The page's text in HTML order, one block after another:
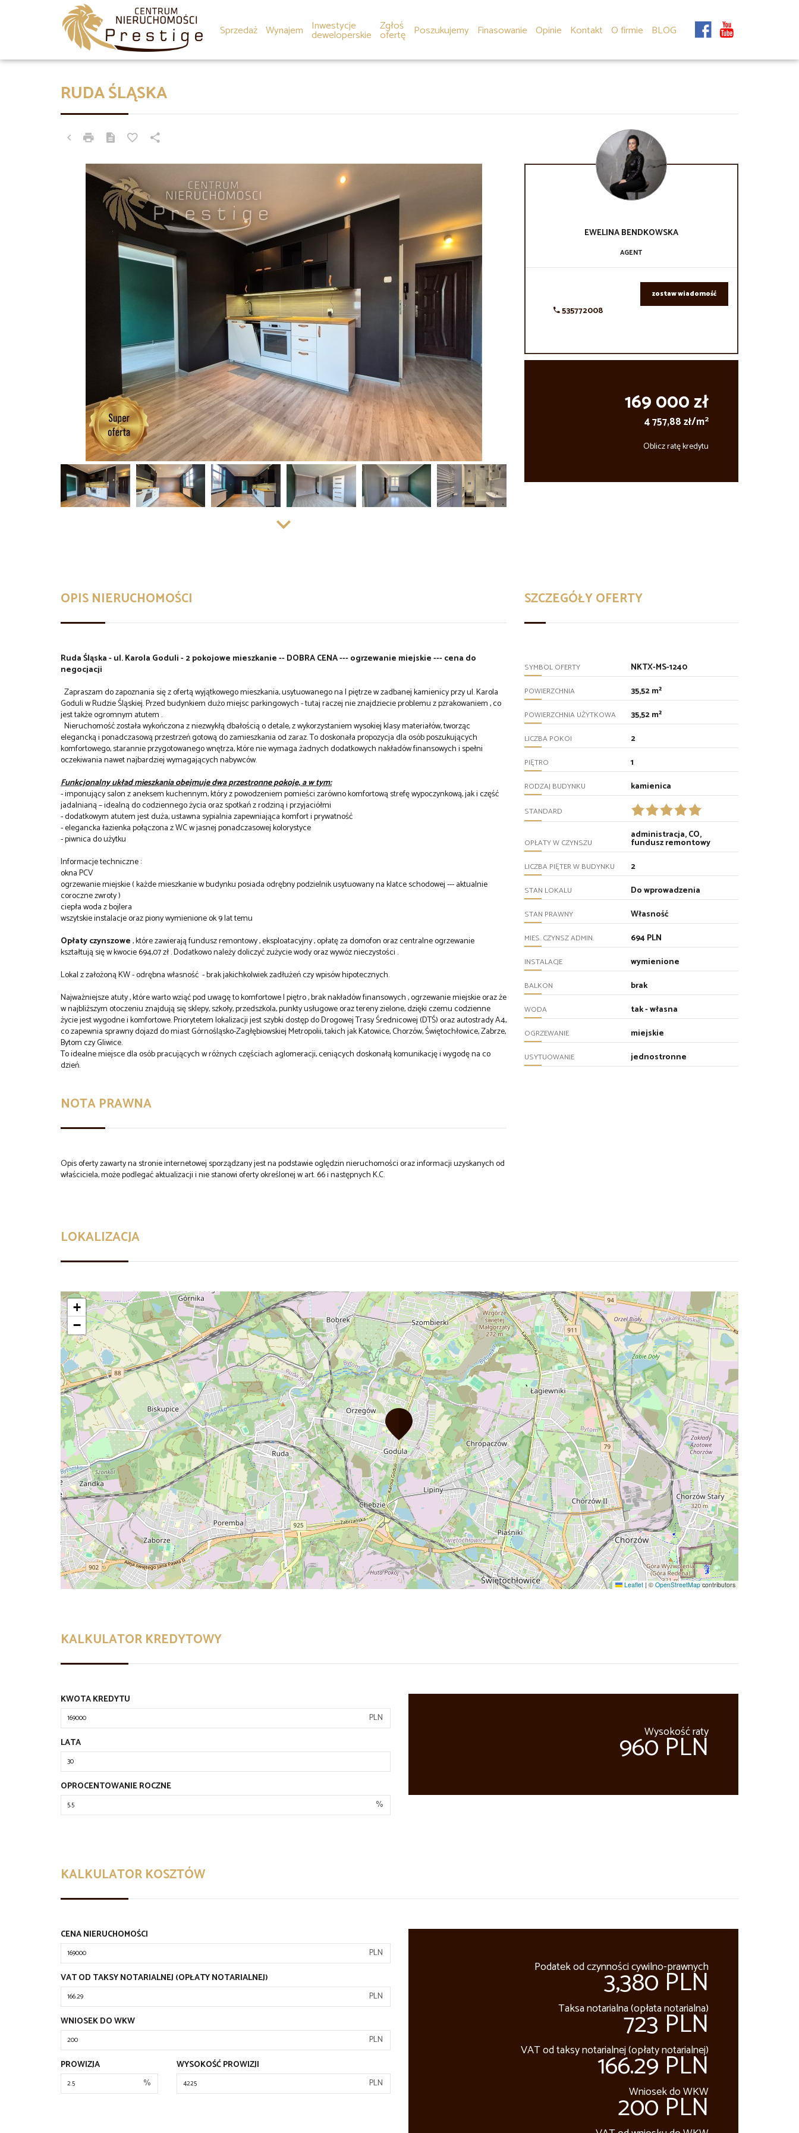
Sprzedaż Wynajem Inwestycje
deweloperskie
Zgłoś
ofertę Poszukujemy Finasowanie Opinie Kontakt O firmie BLOG
RUDA ŚLĄSKA
EWELINABENDKOWSKA
AGENT
535772008
zostaw wiadomość
169 000 zł
4 757,88 zł/m2
Oblicz ratę kredytu
OPIS NIERUCHOMOŚCI
Ruda Śląska - ul. Karola Goduli - 2 pokojowe mieszkanie -- DOBRA CENA --- ogrzewanie miejskie --- cena do
negocjacji
Zapraszam do zapoznania się z ofertą wyjątkowego mieszkania, usytuowanego na I piętrze w zadbanej kamienicy przy ul. Karola
Goduli w Rudzie Śląskiej. Przed budynkiem dużo miejsc parkingowych - tutaj raczej nie znajdziecie problemu z pzrakowaniem , co
jest także ogromnym atutem .
Nieruchomość została wykończona z niezwykłą dbałością o detale, z wykorzystaniem wysokiej klasy materiałów, tworząc
elegancką i ponadczasową przestrzeń gotową do zamieszkania od zaraz. To doskonała propozycja dla osób poszukujących
komfortowego, starannie przygotowanego wnętrza, które nie wymaga żadnych dodatkowych nakładów finansowych i spełni
oczekiwania nawet najbardziej wymagających nabywców.
Funkcjonalny układ mieszkania obejmuje dwa przestronne pokoje, a w tym:
- imponujący salon z aneksem kuchennym, który z powodzeniem pomieści zarówno komfortową strefę wypoczynkową, jak i część
jadalnianą – idealną do codziennego życia oraz spotkań z rodziną i przyjaciółmi
- dodatkowym atutem jest duża, ustawna sypialnia zapewniająca komfort i prywatność
- elegancka łazienka połączona z WC w jasnej ponadczasowej kolorystyce
- piwnica do użytku
Informacje techniczne :
okna PCV
ogrzewanie miejskie ( każde mieszkanie w budynku posiada odrębny podzielnik usytuowany na klatce schodowej --- aktualnie
coroczne zwroty )
ciepła woda z bojlera
wszytskie instalacje oraz piony wymienione ok 9 lat temu
Opłaty czynszowe, które zawierają fundusz remontowy , eksploatacyjny , opłatę za domofon oraz centralne ogrzewanie
kształtują się w kwocie 694,07 zł . Dodatkowo należy doliczyć zużycie wody oraz wywóz nieczystości .
Lokal z założoną KW - odrębna własność - brak jakichkolwiek zadłużeń czy wpisów hipotecznych.
Najważniejsze atuty , które warto wziąć pod uwagę to komfortowe I piętro , brak nakładów finansowych , ogrzewanie miejskie oraz że
w najbliższym otoczeniu znajdują się sklepy, szkoły, przedszkola, punkty usługowe oraz tereny zielone, dzięki czemu codzienne
życie jest wygodne i komfortowe. Priorytetem lokalizacji jest szybki dostęp do Drogowej Trasy Średnicowej (DTŚ) oraz autostrady A4,
co zapewnia sprawny dojazd do miast Górnośląsko-Zagłębiowskiej Metropolii, takich jak Katowice, Chorzów, Świętochłowice, Zabrze,
Bytom czy Gliwice.
To idealne miejsce dla osób pracujących w różnych częściach aglomeracji, ceniących doskonałą komunikację i wygodę na co
dzień.
NOTA PRAWNA
Opis oferty zawarty na stronie internetowej sporządzany jest na podstawie oględzin nieruchomości oraz informacji uzyskanych od
właściciela, może podlegać aktualizacji i nie stanowi oferty określonej w art. 66 i następnych K.C.
SZCZEGÓŁY OFERTY
SYMBOL OFERTY NKTX-MS-1240
POWIERZCHNIA 35,52 m²
POWIERZCHNIA UŻYTKOWA 35,52 m²
LICZBA POKOI 2
PIĘTRO 1
RODZAJ BUDYNKU kamienica
STANDARD
OPŁATY W CZYNSZU
administracja, CO,
fundusz remontowy
LICZBA PIĘTER W BUDYNKU 2
STAN LOKALU Do wprowadzenia
STAN PRAWNY Własność
MIES. CZYNSZ ADMIN. 694 PLN
INSTALACJE wymienione
BALKON brak
WODA tak - własna
OGRZEWANIE miejskie
USYTUOWANIE jednostronne
LOKALIZACJA
+
−
Leaflet | © OpenStreetMapcontributors
KALKULATOR KREDYTOWY
KWOTA KREDYTU
PLN
LATA
OPROCENTOWANIE ROCZNE
%
Wysokość raty
960 PLN
KALKULATOR KOSZTÓW
CENA NIERUCHOMOŚCI
PLN
VAT OD TAKSY NOTARIALNEJ (OPŁATY NOTARIALNEJ)
PLN
WNIOSEK DO WKW
PLN
PROWIZJA
%
WYSOKOŚĆ PROWIZJI
PLN
Podatek od czynności cywilno-prawnych
3,380 PLN
Taksa notarialna (opłata notarialna)
723 PLN
VAT od taksy notarialnej (opłaty notarialnej)
166.29 PLN
Wniosek do WKW
200 PLN